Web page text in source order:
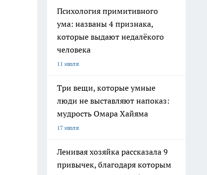
Психология примитивного
ума: названы 4 признака,
которые выдают недалёкого
человека
11 июля
Три вещи, которые умные
люди не выставляют напоказ:
мудрость Омара Хайяма
17 июля
Ленивая хозяйка рассказала 9
привычек, благодаря которым